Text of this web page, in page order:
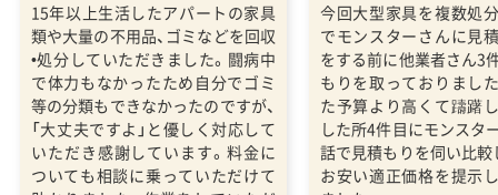
15年以上生活したアパートの家具
類や大量の不用品、ゴミなどを回収
•処分していただきました。闘病中
で体力もなかったため自分でゴミ
等の分類もできなかったのですが、
「大丈夫ですよ」と優しく対応して
いただき感謝しています。料金に
ついても相談に乗っていただけて
今回大型家具を複数処
でモンスターさんに見
をする前に他業者さん3
もりを取っておりまし
た予算より高くて躊躇
した所4件目にモンスタ
話で見積もりを伺い比
お安い適正価格を提示